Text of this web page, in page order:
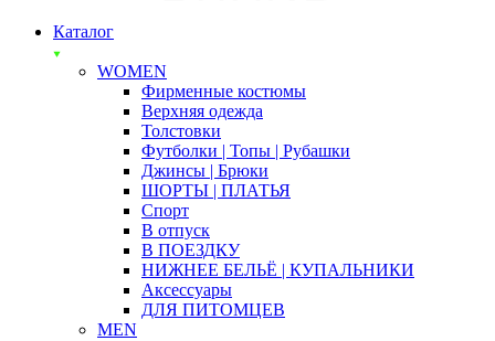
Каталог
WOMEN
Фирменные костюмы
Верхняя одежда
Толстовки
Футболки | Топы | Рубашки
Джинсы | Брюки
ШОРТЫ | ПЛАТЬЯ
Спорт
В отпуск
В ПОЕЗДКУ
НИЖНЕЕ БЕЛЬЁ | КУПАЛЬНИКИ
Аксессуары
ДЛЯ ПИТОМЦЕВ
MEN